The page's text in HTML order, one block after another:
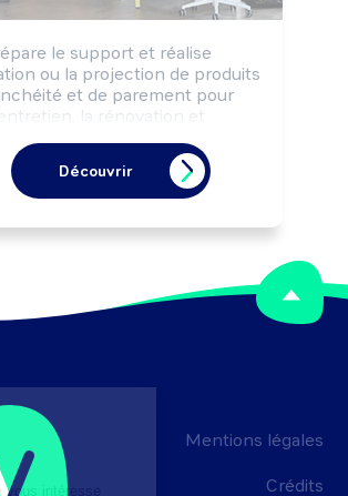
le support et réalise
ou la projection de produits
et de parement pour
la rénovation et
selon les règles de sécurité.
Découvrir
Mentions légales
Crédits